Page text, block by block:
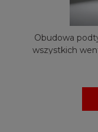
Obudowa